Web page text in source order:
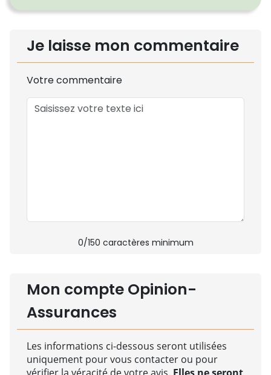
Je laisse mon commentaire
Votre commentaire
0/150 caractères minimum
Mon compte Opinion-
Assurances
Les informations ci-dessous seront utilisées
uniquement pour vous contacter ou pour
vérifier la véracité de votre avis. Elles ne seront